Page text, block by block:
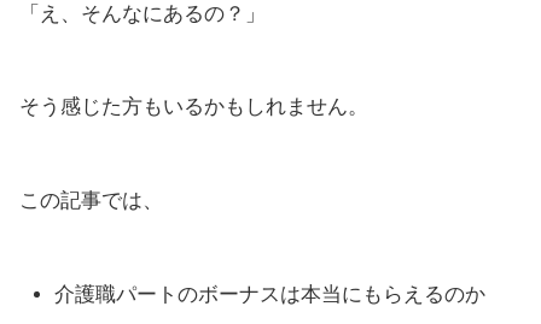
「え、そんなにあるの？」
そう感じた方もいるかもしれません。
この記事では、
介護職パートのボーナスは本当にもらえるのか